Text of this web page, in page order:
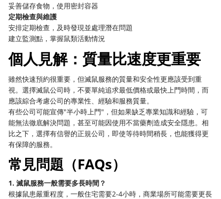
妥善儲存食物，使用密封容器
定期檢查與維護
安排定期檢查，及時發現並處理潛在問題
建立監測點，掌握鼠類活動情況
個人見解：質量比速度更重要
雖然快速預約很重要，但滅鼠服務的質量和安全性更應該受到重
視。選擇滅鼠公司時，不要單純追求最低價格或最快上門時間，而
應該綜合考慮公司的專業性、經驗和服務質量。
有些公司可能宣傳"半小時上門"，但如果缺乏專業知識和經驗，可
能無法徹底解決問題，甚至可能因使用不當藥劑造成安全隱患。相
比之下，選擇有信譽的正規公司，即使等待時間稍長，也能獲得更
有保障的服務。
常見問題（FAQs）
1. 滅鼠服務一般需要多長時間？
根據鼠患嚴重程度，一般住宅需要2-4小時，商業場所可能需要更長